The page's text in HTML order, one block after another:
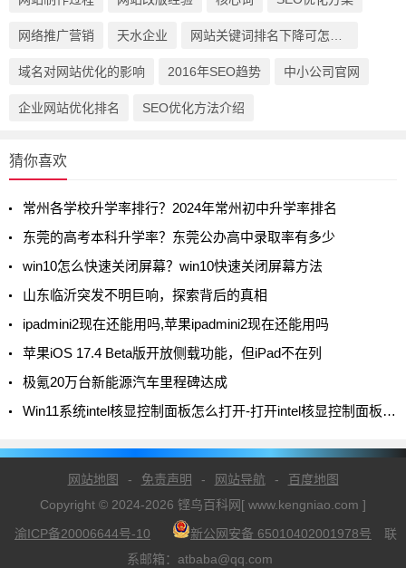
网络推广营销 天水企业
域名对网站优化的影响 2016年SEO趋势 中小公司官网
企业网站优化排名 SEO优化方法介绍
猜你喜欢
常州各学校升学率排行？2024年常州初中升学率排名
东莞的高考本科升学率？东莞公办高中录取率有多少
win10怎么快速关闭屏幕？win10快速关闭屏幕方法
山东临沂突发不明巨响，探索背后的真相
ipadmini2现在还能用吗,苹果ipadmini2现在还能用吗
苹果iOS 17.4 Beta版开放侧载功能，但iPad不在列
极氪20万台新能源汽车里程碑达成
Win11系统intel核显控制面板怎么打开-打开intel核显控制面板的方法
网站地图 - 免责声明 - 网站导航 -
百度地图
Copyright © 2024-2026 铿鸟百科网[ www.kengniao.com ]
渝ICP备20006644号-10
新公网安备 65010402001978号
联
系邮箱：atbaba@qq.com